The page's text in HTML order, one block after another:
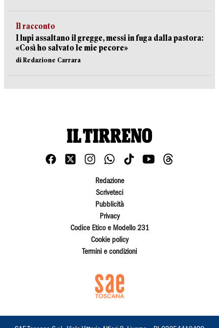
Il racconto
I lupi assaltano il gregge, messi in fuga dalla pastora:
«Così ho salvato le mie pecore»
di Redazione Carrara
Redazione
Scriveteci
Pubblicità
Privacy
Codice Etico e Modello 231
Cookie policy
Termini e condizioni